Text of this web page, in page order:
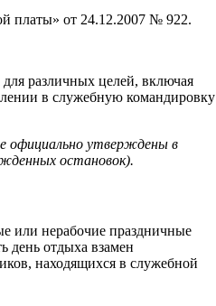
платы» от 24.12.2007 № 922.
различных целей, включая
в служебную командировку
официально утверждены в
остановок).
или нерабочие праздничные
день отдыха взамен
находящихся в служебной